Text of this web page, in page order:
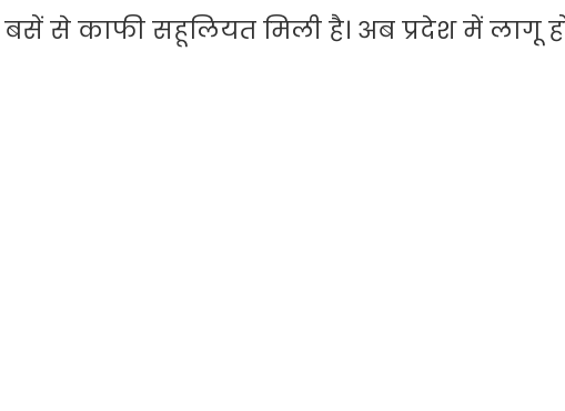
बसें से काफी सहूलियत मिली है। अब प्रदेश में लागू